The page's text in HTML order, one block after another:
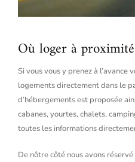
Où loger à
Si vous vous y prenez à l’avance
logements directement dans le
d’hébergements est proposée
cabanes, yourtes, chalets,
toutes les informations
De nôtre côté nous avons